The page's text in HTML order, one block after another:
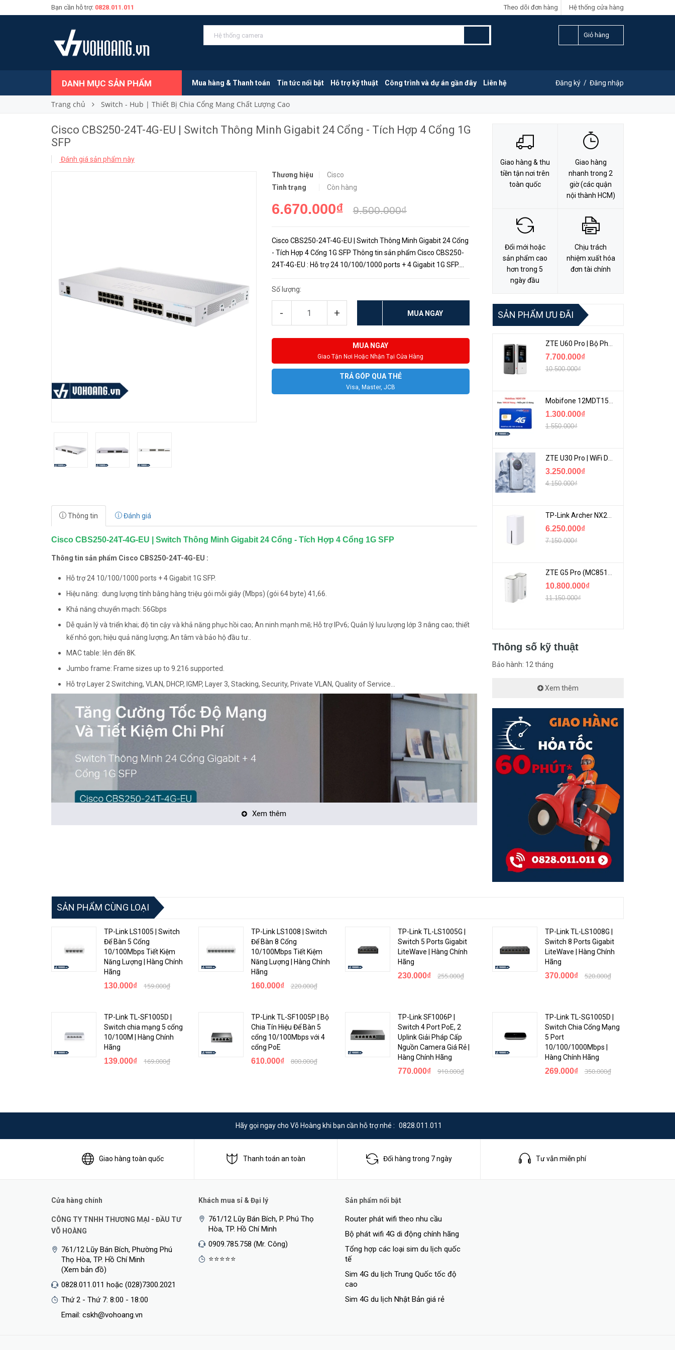
Bạn cần hỗ trợ: 0828.011.011 Hệ thống cửa hàng
Theo dõi đơn hàng
Giỏ hàng
DANH MỤC SẢN PHẨM Mua hàng & Thanh toán Tin tức nổi bật Hỗ trợ kỹ thuật Công trình và dự án gần đây Liên hệ Đăng ký / Đăng nhập
Trang chủ Switch - Hub | Thiết Bị Chia Cổng Mang Chất Lượng Cao
Cisco CBS250-24T-4G-EU | Switch Thông Minh Gigabit 24 Cổng - Tích Hợp 4 Cổng 1G
SFP
Đánh giá sản phẩm này
Thương hiệu
Cisco
Tình trạng
Còn hàng
6.670.000₫ 9.500.000₫
Cisco CBS250-24T-4G-EU | Switch Thông Minh Gigabit 24 Cổng
- Tích Hợp 4 Cổng 1G SFP Thông tin sản phẩm Cisco CBS250-
24T-4G-EU : Hỗ trợ 24 10/100/1000 ports + 4 Gigabit 1G SFP.
Số lượng:
- + MUA NGAY
MUA NGAY
Giao Tận Nơi Hoặc Nhận Tại Cửa Hàng
TRẢ GÓP QUA THẺ
Visa, Master, JCB
MUA NGAY LIÊN HỆ ĐẶT HÀNG
Thông tin Đánh giá
Cisco CBS250-24T-4G-EU | Switch Thông Minh Gigabit 24 Cổng - Tích Hợp 4 Cổng 1G SFP
Thông tin sản phẩm Cisco CBS250-24T-4G-EU :
Hỗ trợ 24 10/100/1000 ports + 4 Gigabit 1G SFP.
Hiệu năng: dung lượng tính bằng hàng triệu gói mỗi giây (Mbps) (gói 64 byte) 41,66.
Khả năng chuyển mạch: 56Gbps
Dễ quản lý và triển khai; độ tin cậy và khả năng phục hồi cao; An ninh mạnh mẽ; Hỗ trợ IPv6; Quản lý lưu lượng lớp 3 nâng cao; thiết
kế nhỏ gọn; hiệu quả năng lượng; An tâm và bảo hộ đầu tư..
MAC table: lên đến 8K.
Jumbo frame: Frame sizes up to 9.216 supported.
Hỗ trợ Layer 2 Switching, VLAN, DHCP, IGMP, Layer 3, Stacking, Security, Private VLAN, Quality of Service...
<Hotline: 0828.011.011 - (028)7300.2021 - VoHoang.vn>
Xem thêm
Giao hàng & thu
tiền tận nơi trên
toàn quốc
Giao hàng
nhanh trong 2
giờ (các quận
nội thành HCM)
Đổi mới hoặc
sản phẩm cao
hơn trong 5
ngày đầu
Chịu trách
nhiệm xuất hóa
đơn tài chính
SẢN PHẨM ƯU ĐÃI
ZTE U60 Pro | Bộ Phát 5G Cầm Tay Tích Hợp Công Nghệ WiFi 7, Pin 10000mAh
7.700.000₫
10.500.000₫
Mobifone 12MDT150 | Sim Chuyên 4G Mobifone Dung Lượng Cao 500GB/Tháng Gói 1 Năm
1.300.000₫
1.550.000₫
ZTE U30 Pro | WiFi Di Động 5G Tốc Độ Lên Đến 500Mbps, Màn Hình Cảm Ứng
3.250.000₫
4.150.000₫
TP-Link Archer NX200 | Bộ Phát WiFi Dùng Sim 5G Tốc Độ Cao Mới FullBox
6.250.000₫
7.150.000₫
ZTE G5 Pro (MC8512) | Router 5G WiFi7 Be7200 Hỗ Trợ Băng Tần 6Ghz Cực Mạnh
10.800.000₫
11.150.000₫
Thông số kỹ thuật
Bảo hành: 12 tháng
Xem thêm
SẢN PHẨM CÙNG LOẠI
TP-Link LS1005 | Switch
Để Bàn 5 Cổng
10/100Mbps Tiết Kiệm
Năng Lượng | Hàng Chính
Hãng
130.000₫ 159.000₫
TP-Link LS1008 | Switch
Để Bàn 8 Cổng
10/100Mbps Tiết Kiệm
Năng Lượng | Hàng Chính
Hãng
160.000₫ 220.000₫
TP-Link TL-LS1005G |
Switch 5 Ports Gigabit
LiteWave | Hàng Chính
Hãng
230.000₫ 255.000₫
TP-Link TL-LS1008G |
Switch 8 Ports Gigabit
LiteWave | Hàng Chính
Hãng
370.000₫ 520.000₫
TP-Link TL-SF1005D |
Switch chia mạng 5 cổng
10/100M | Hàng Chính
Hãng
139.000₫ 169.000₫
TP-Link TL-SF1005P | Bộ
Chia Tín Hiệu Để Bàn 5
cổng 10/100Mbps với 4
cổng PoE
610.000₫ 800.000₫
TP-Link SF1006P |
Switch 4 Port PoE, 2
Uplink Giải Pháp Cấp
Nguồn Camera Giá Rẻ |
Hàng Chính Hãng
770.000₫ 910.000₫
TP-Link TL-SG1005D |
Switch Chia Cổng Mạng
5 Port
10/100/1000Mbps |
Hàng Chính Hãng
269.000₫ 350.000₫
Hãy gọi ngay cho Võ Hoàng khi bạn cần hỗ trợ nhé : 0828.011.011
Giao hàng toàn quốc Thanh toán an toàn Đổi hàng trong 7 ngày Tư vẫn miễn phí
Cửa hàng chính
CÔNG TY TNHH THƯƠNG MẠI - ĐẦU TƯ
VÕ HOÀNG
761/12 Lũy Bán Bích, Phường Phú
Thọ Hòa, TP. Hồ Chí Minh
(Xem bản đồ)
0828.011.011 hoặc (028)7300.2021
Thứ 2 - Thứ 7: 8:00 - 18:00
Email: cskh@vohoang.vn
Khách mua sỉ & Đại lý
761/12 Lũy Bán Bích, P. Phú Thọ
Hòa, TP. Hồ Chí Minh
0909.785.758 (Mr. Công)
⭐⭐⭐⭐⭐
Sản phẩm nổi bật
Router phát wifi theo nhu cầu
Bộ phát wifi 4G di động chính hãng
Tổng hợp các loại sim du lịch quốc
tế
Sim 4G du lịch Trung Quốc tốc độ
cao
Sim 4G du lịch Nhật Bản giá rẻ